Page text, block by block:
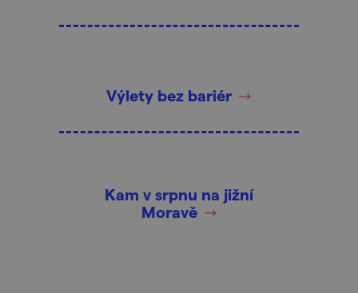
Výlety bez bariér
Kam v srpnu na jižní
Moravě